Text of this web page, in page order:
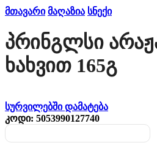
მთავარი მაღაზია სნექი
Პრინგლსი
Ხახვით 165გ
სურვილებში დამატება
კოდი: 5053990127740